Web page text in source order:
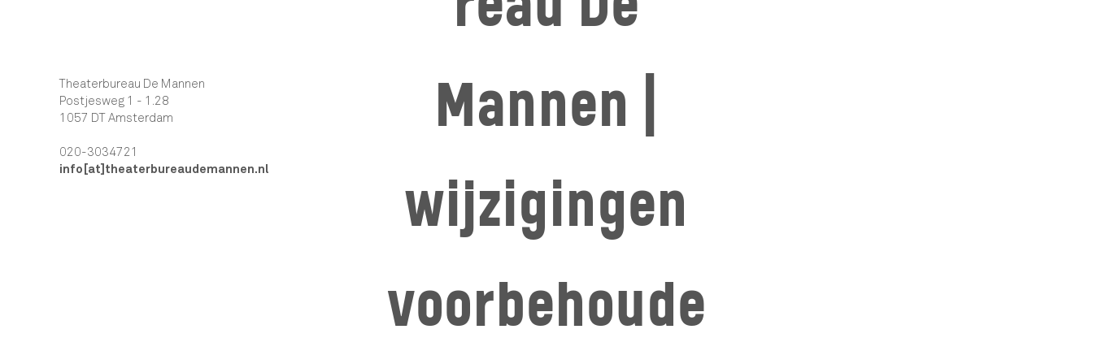
Mannen |
wijzigingen
voorbehoude
Theaterbureau De Mannen
Postjesweg 1 - 1.28
1057 DT Amsterdam
020-3034721
info[at]theaterbureaudemannen.nl